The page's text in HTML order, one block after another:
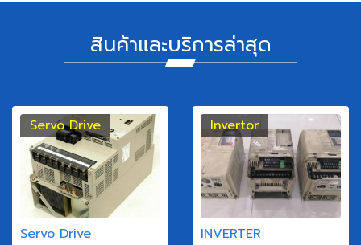
สินค้าและบริการล่าสุด
Servo Drive
Servo Drive
Invertor
INVERTER